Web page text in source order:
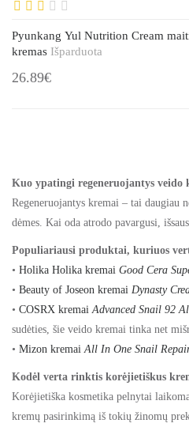
Pyunkang Yul Nutrition Cream
kremas Išparduota
26.89€
Kuo ypatingi regeneruojantys veido
Regeneruojantys kremai – tai daugiau
dėmes. Kai oda atrodo pavargusi,
Populiariausi produktai, kuriuos
• Holika Holika kremai Good Cera
• Beauty of Joseon kremai Dynasty
• COSRX kremai Advanced Snail 92
sudėties, šie veido kremai tinka net m
• Mizon kremai All In One Snail
Kodėl verta rinktis korėjietiškus
Korėjietiška kosmetika pelnytai
kremų pasirinkimą iš tokių žinomų